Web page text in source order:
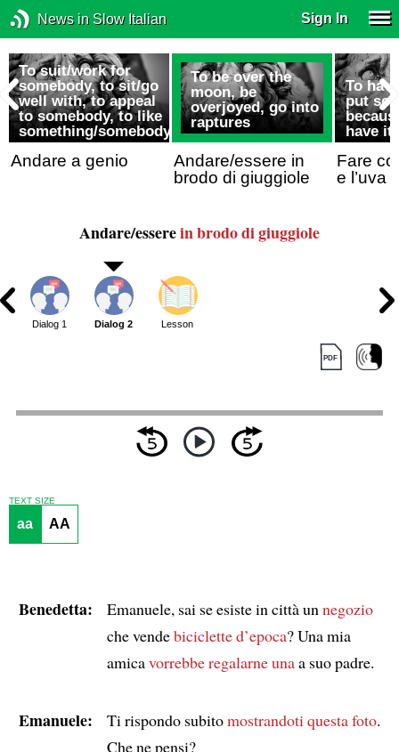
News in Slow Italian Sign In
To suit/work for
somebody, to sit/go
well with, to appeal
to somebody, to like
something/somebody
Andare a genio
To be over the
moon, be
overjoyed, go into
raptures
Andare/essere in
brodo di giuggiole
To
put
have it
Fare
e l’uva
Andare/esserein brodo di giuggiole
Dialog 1 Dialog 2 Lesson
TEXT SIZE
aa AA
Benedetta: Emanuele, sai se esiste in città un negozio
che vendebiciclette d’epoca? Una mia
amicavorrebbe regalarne unaa suo padre.
Emanuele: Ti rispondo subitomostrandoti questa foto.
Che ne pensi?